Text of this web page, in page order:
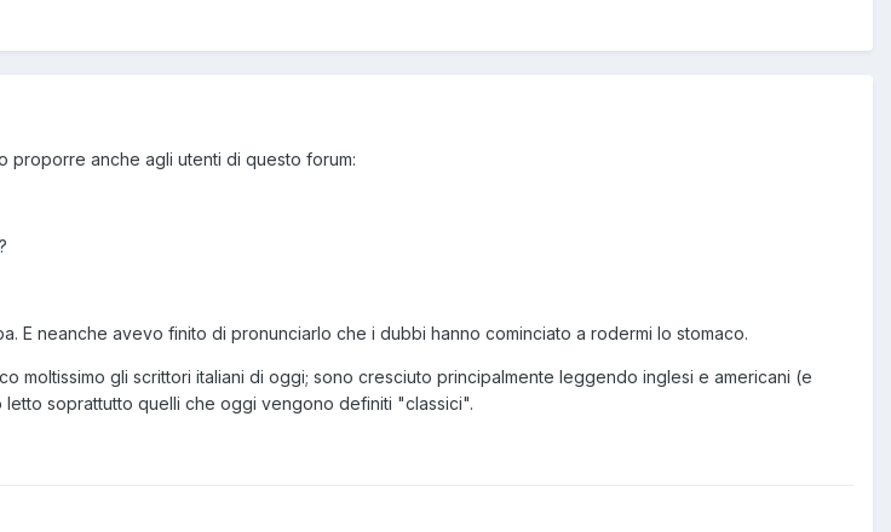
proporre anche agli utenti di questo forum:
E neanche avevo finito di pronunciarlo che i dubbi hanno cominciato a rodermi lo stomaco.
moltissimo gli scrittori italiani di oggi; sono cresciuto principalmente leggendo inglesi e americani (e
soprattutto quelli che oggi vengono definiti "classici".